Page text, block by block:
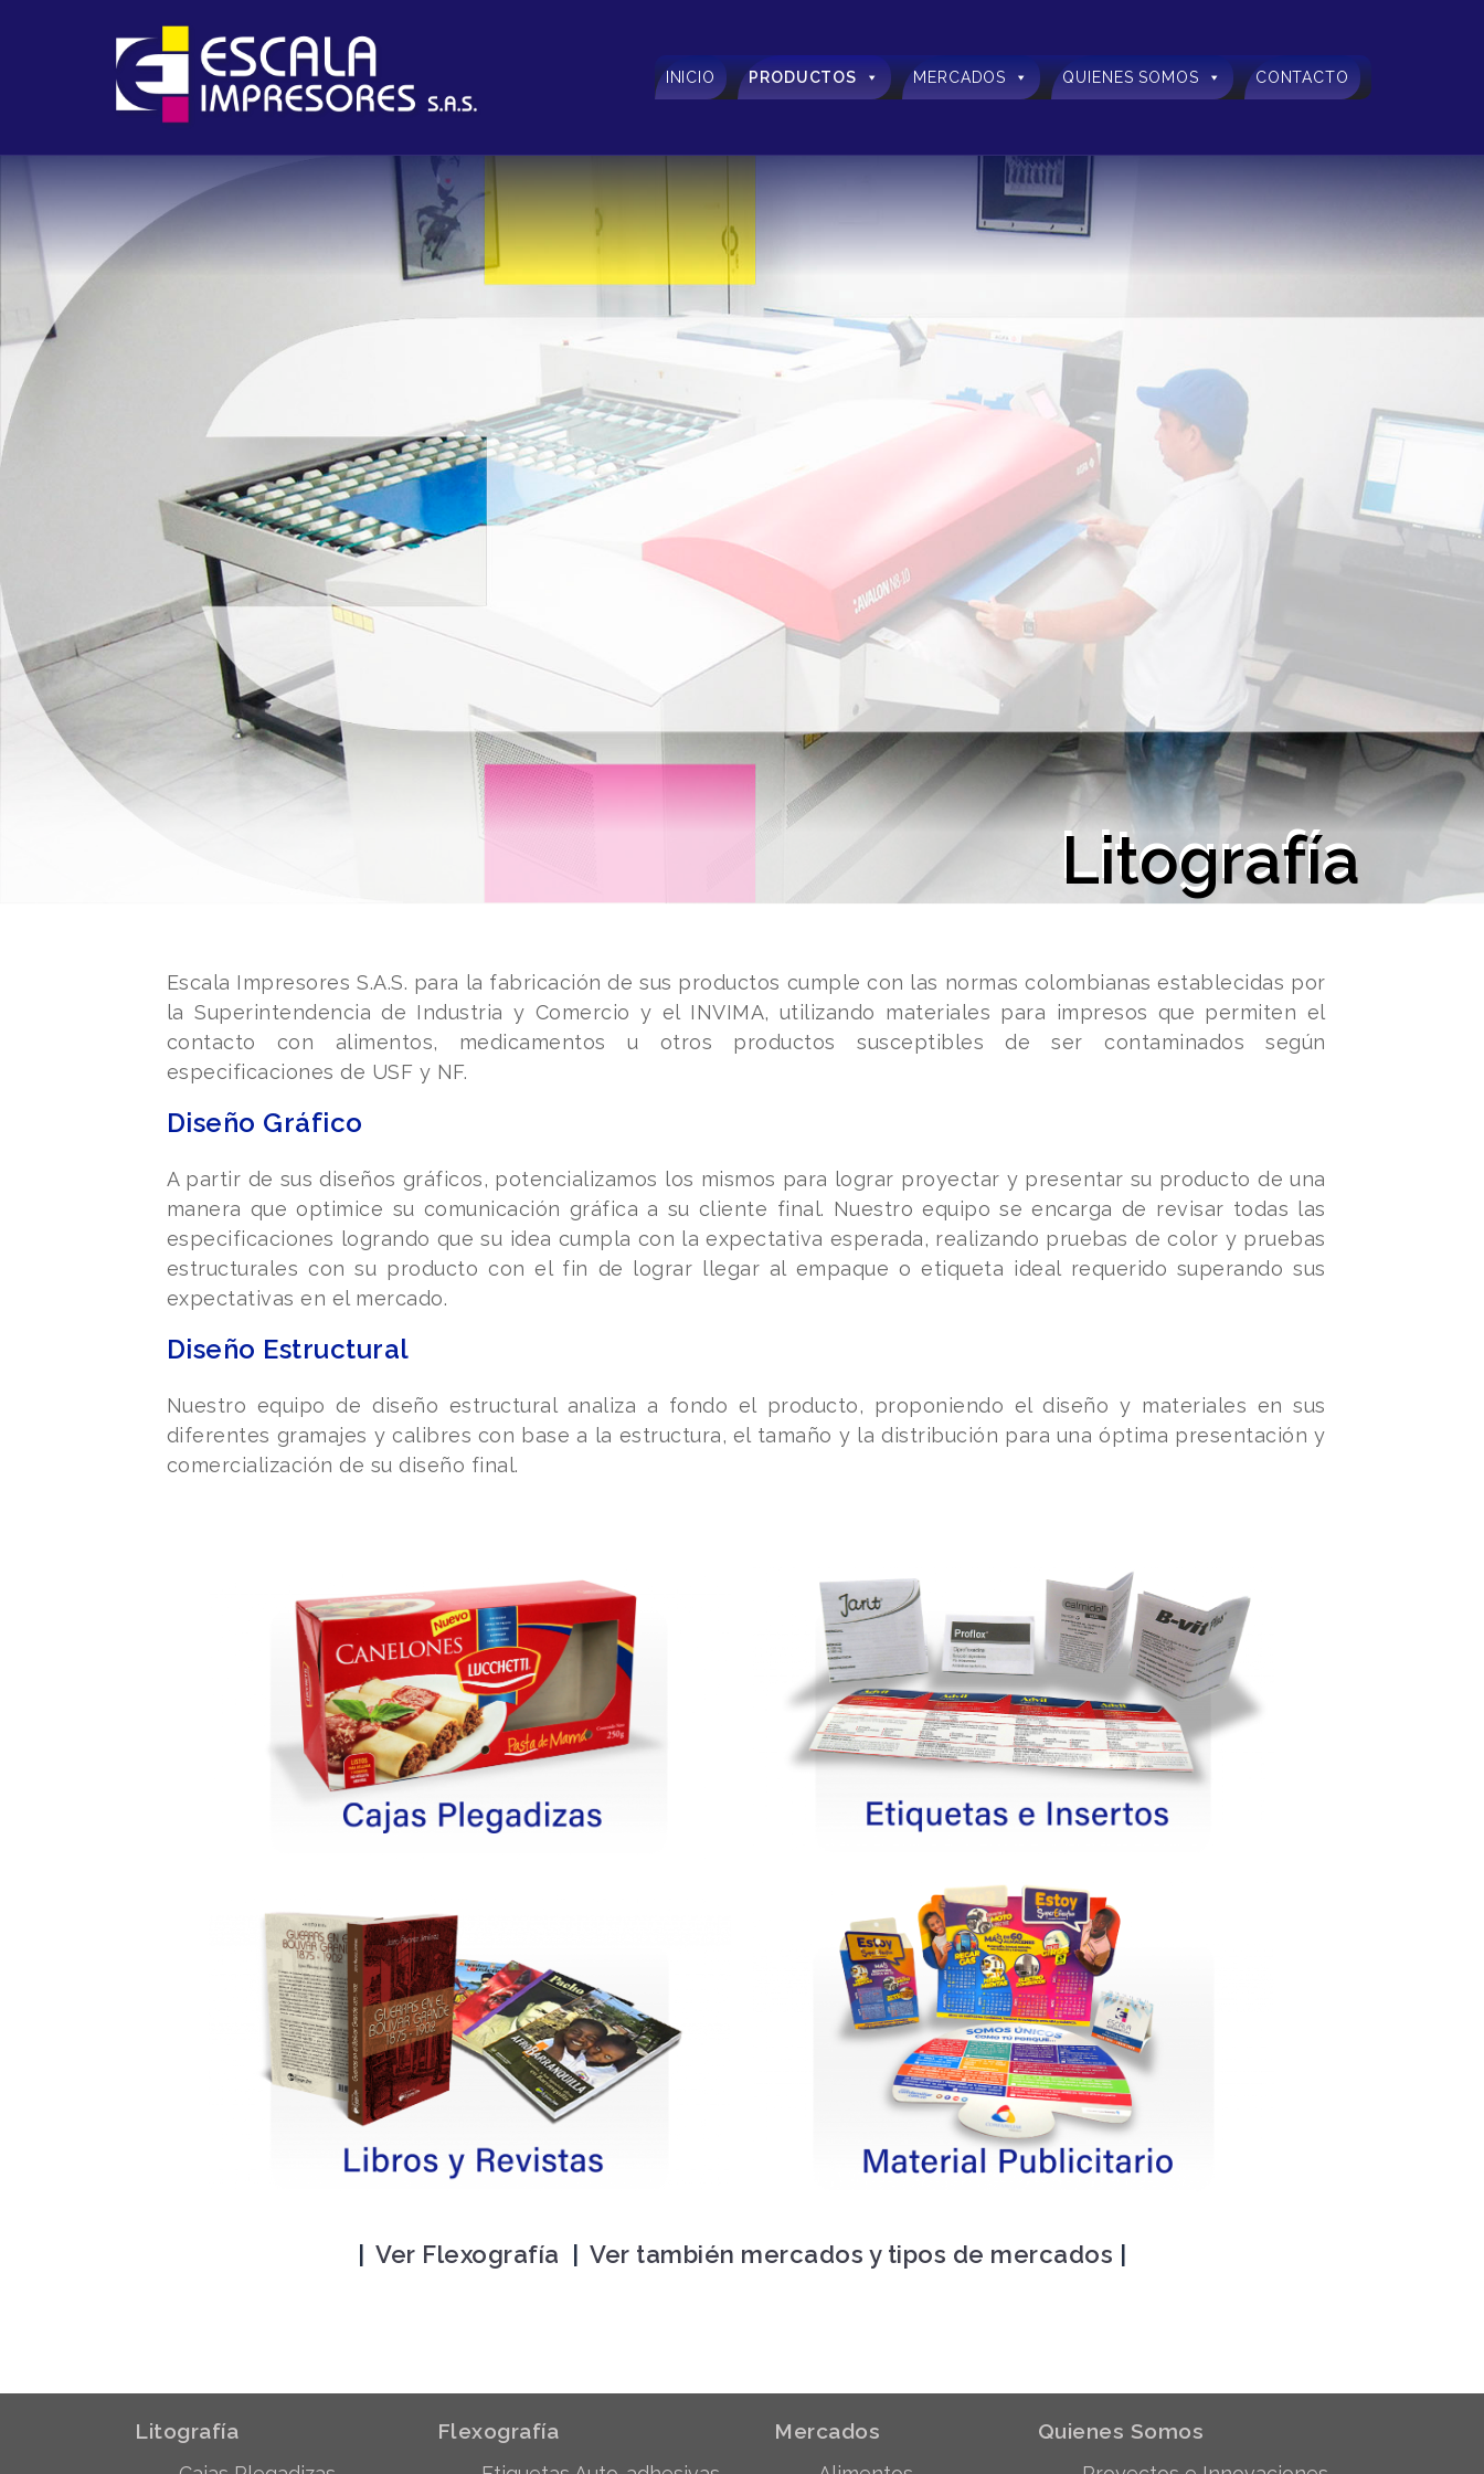
INICIO PRODUCTOS MERCADOS QUIENES SOMOS CONTACTO
Litografía
Escala Impresores S.A.S. para la fabricación de sus productos cumple con las normas colombianas establecidas por
la Superintendencia de Industria y Comercio y el INVIMA, utilizando materiales para impresos que permiten el
contacto con alimentos, medicamentos u otros productos susceptibles de ser contaminados según
especificaciones de USF y NF.
Diseño Gráfico
A partir de sus diseños gráficos, potencializamos los mismos para lograr proyectar y presentar su producto de una
manera que optimice su comunicación gráfica a su cliente final. Nuestro equipo se encarga de revisar todas las
especificaciones logrando que su idea cumpla con la expectativa esperada, realizando pruebas de color y pruebas
estructurales con su producto con el fin de lograr llegar al empaque o etiqueta ideal requerido superando sus
expectativas en el mercado.
Diseño Estructural
Nuestro equipo de diseño estructural analiza a fondo el producto, proponiendo el diseño y materiales en sus
diferentes gramajes y calibres con base a la estructura, el tamaño y la distribución para una óptima presentación y
comercialización de su diseño final.
|Ver Flexografía |Ver también mercados y tipos de mercados
Litografía Flexografía Mercados Quienes Somos